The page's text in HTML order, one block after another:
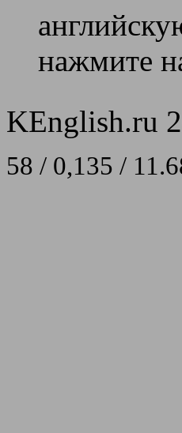
нажмите
KEnglish.ru
58 / 0,135 /